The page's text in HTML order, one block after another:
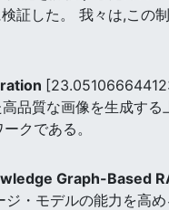
証した。 我々は,この
品質な画像を生成す
クである。
Graph-Based
・モデルの能力を高